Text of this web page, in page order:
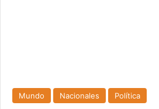
Mundo Nacionales Política